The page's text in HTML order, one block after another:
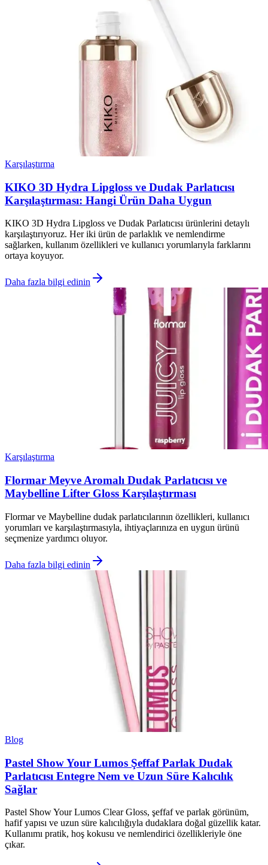
Karşılaştırma
KIKO 3D Hydra Lipgloss ve Dudak Parlatıcısı
Karşılaştırması: Hangi Ürün Daha Uygun
KIKO 3D Hydra Lipgloss ve Dudak Parlatıcısı ürünlerini detaylı
karşılaştırıyoruz. Her iki ürün de parlaklık ve nemlendirme
sağlarken, kullanım özellikleri ve kullanıcı yorumlarıyla farklarını
ortaya koyuyor.
Daha fazla bilgi edinin
Karşılaştırma
Flormar Meyve Aromalı Dudak Parlatıcısı ve
Maybelline Lifter Gloss Karşılaştırması
Flormar ve Maybelline dudak parlatıcılarının özellikleri, kullanıcı
yorumları ve karşılaştırmasıyla, ihtiyaçlarınıza en uygun ürünü
seçmenize yardımcı oluyor.
Daha fazla bilgi edinin
Blog
Pastel Show Your Lumos Şeffaf Parlak Dudak
Parlatıcısı Entegre Nem ve Uzun Süre Kalıcılık
Sağlar
Pastel Show Your Lumos Clear Gloss, şeffaf ve parlak görünüm,
hafif yapısı ve uzun süre kalıcılığıyla dudaklara doğal güzellik katar.
Kullanımı pratik, hoş kokusu ve nemlendirici özellikleriyle öne
çıkar.